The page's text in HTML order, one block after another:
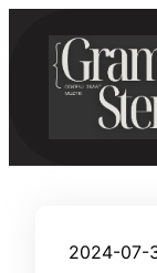
2024-07-